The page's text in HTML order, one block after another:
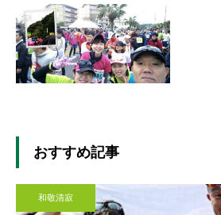
おすすめ記事
和敬清寂